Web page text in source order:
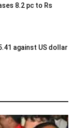
8.2 pc to Rs
against US dollar